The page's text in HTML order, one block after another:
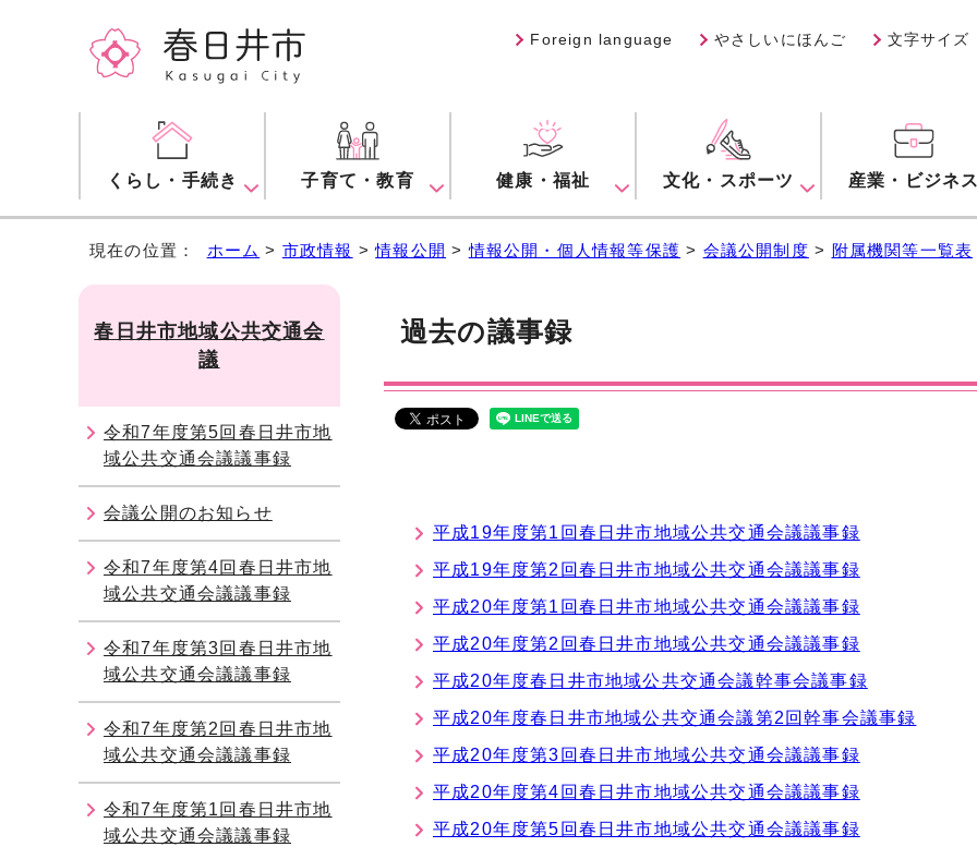
Foreign language やさしいにほんご 文字サイズ
くらし・手続き 子育て・教育 健康・福祉 文化・スポーツ 産業・ビジネス
現在の位置： ホーム > 市政情報 >情報公開 >情報公開・個人情報等保護 > 会議公開制度 > 附属機関等一覧表
過去の議事録
平成19年度第1回春日井市地域公共交通会議議事録
平成19年度第2回春日井市地域公共交通会議議事録
平成20年度第1回春日井市地域公共交通会議議事録
平成20年度第2回春日井市地域公共交通会議議事録
平成20年度春日井市地域公共交通会議幹事会議事録
平成20年度春日井市地域公共交通会議第2回幹事会議事録
平成20年度第3回春日井市地域公共交通会議議事録
平成20年度第4回春日井市地域公共交通会議議事録
平成20年度第5回春日井市地域公共交通会議議事録
春日井市地域公共交通会
議
令和7年度第5回春日井市地
域公共交通会議議事録
会議公開のお知らせ
令和7年度第4回春日井市地
域公共交通会議議事録
令和7年度第3回春日井市地
域公共交通会議議事録
令和7年度第2回春日井市地
域公共交通会議議事録
令和7年度第1回春日井市地
域公共交通会議議事録